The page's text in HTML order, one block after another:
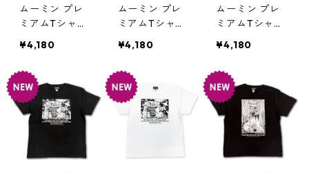
ムーミン プレ
ミアムTシャツ
ムーミントロー
E MOOMIN グ
ッズ
¥4,180
ムーミン プレ
ミアムTシャツ
ック 飛行おに 8
OOMIN グッズ
¥4,180
ムーミン プレ
ミアムTシャツ
イト 飛行おに 8
OOMIN グッズ
¥4,180